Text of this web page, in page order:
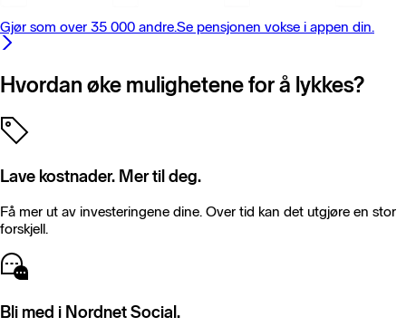
Gjør som over 35 000 andre.Se pensjonen vokse i appen din.
Hvordan øke mulighetenefor å lykkes?
Lave kostnader. Mer til deg.
Få mer ut av investeringene dine. Over tid kan det utgjøre en stor
forskjell.
Bli med i Nordnet Social.